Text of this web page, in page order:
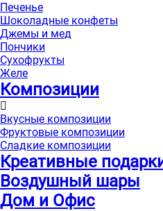
Печенье
Шоколадные конфеты
Джемы и мед
Пончики
Сухофрукты
Желе
Композиции
Вкусные композиции
Фруктовые композиции
Сладкие композиции
Креативные
Воздушный шары
Дом и Офис